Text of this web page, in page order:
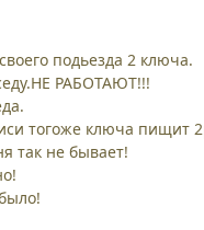
подьезда 2 ключа.
РАБОТАЮТ!!!
тогоже ключа пищит
так не бывает!